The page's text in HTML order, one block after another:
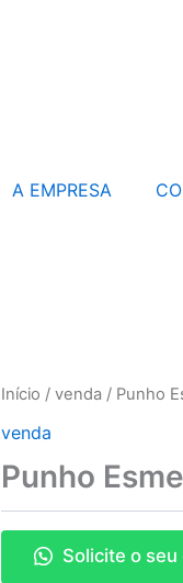
A EMPRESA
Início / venda / Punho
venda
Punho
Solicite o